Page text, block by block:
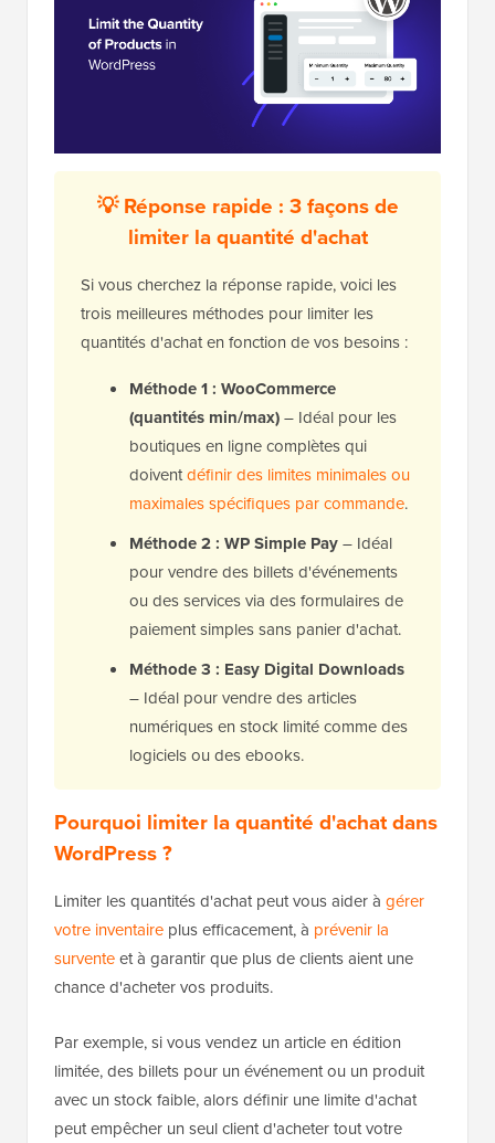
💡 Réponse rapide : 3 façons de
limiter la quantité d'achat
Si vous cherchez la réponse rapide, voici les
trois meilleures méthodes pour limiter les
quantités d'achat en fonction de vos besoins :
Méthode 1 : WooCommerce
(quantités min/max)– Idéal pour les
boutiques en ligne complètes qui
doiventdéfinir des limites minimales ou
maximales spécifiques par commande.
Méthode 2 : WP Simple Pay– Idéal
pour vendre des billets d'événements
ou des services via des formulaires de
paiement simples sans panier d'achat.
Méthode 3 : Easy Digital Downloads
– Idéal pour vendre des articles
numériques en stock limité comme des
logiciels ou des ebooks.
Pourquoi limiter la quantité d'achat dans
WordPress ?
Limiter les quantités d'achat peut vous aider à gérer
votre inventaire plus efficacement, à prévenir la
surventeet à garantir que plus de clients aient une
chance d'acheter vos produits.
Par exemple, si vous vendez un article en édition
limitée, des billets pour un événement ou un produit
avec un stock faible, alors définir une limite d'achat
peut empêcher un seul client d'acheter tout votre